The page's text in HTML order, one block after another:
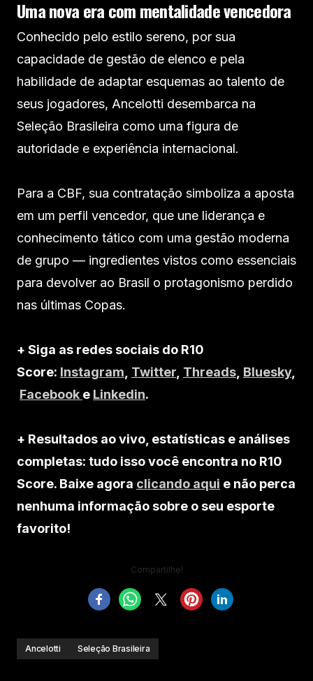
Uma nova era com mentalidade vencedora
Conhecido pelo estilo sereno, por sua
capacidade de gestão de elenco e pela
habilidade de adaptar esquemas ao talento de
seus jogadores, Ancelotti desembarca na
Seleção Brasileira como uma figura de
autoridade e experiência internacional.
Para a CBF, sua contratação simboliza a aposta
em um perfil vencedor, que une liderança e
conhecimento tático com uma gestão moderna
de grupo — ingredientes vistos como essenciais
para devolver ao Brasil o protagonismo perdido
nas últimas Copas.
+ Siga as redes sociais do R10
Score: Instagram Twitter Threads Bluesky,
Facebook e Linkedin.
+ Resultados ao vivo, estatísticas e análises
completas: tudo isso você encontra no R10
Score. Baixe agora clicando aqui e não perca
nenhuma informação sobre o seu esporte
favorito!
Compartilhe!
Ancelotti Seleção Brasileira